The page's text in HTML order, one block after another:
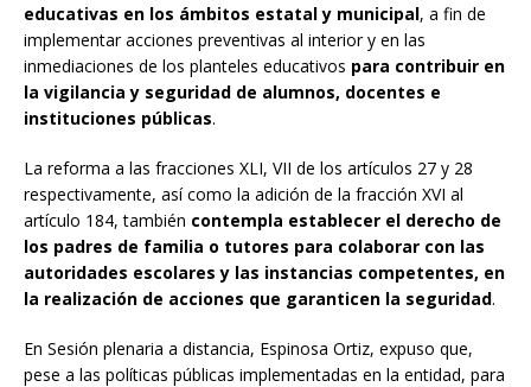
educativas en los ámbitos estatal y municipal, a fin de
implementar acciones preventivas al interior y en las
inmediaciones de los planteles educativos para contribuir en
la vigilancia y seguridad de alumnos, docentes e
instituciones públicas.
La reforma a las fracciones XLI, VII de los artículos 27 y 28
respectivamente, así como la adición de la fracción XVI al
artículo 184, también contempla establecer el derecho de
los padres de familia o tutores para colaborar con las
autoridades escolares y las instancias competentes, en
la realización de acciones que garanticen la seguridad.
En Sesión plenaria a distancia, Espinosa Ortiz, expuso que,
pese a las políticas públicas implementadas en la entidad, para